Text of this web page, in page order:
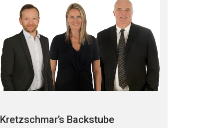
Kretzschmar’s Backstube